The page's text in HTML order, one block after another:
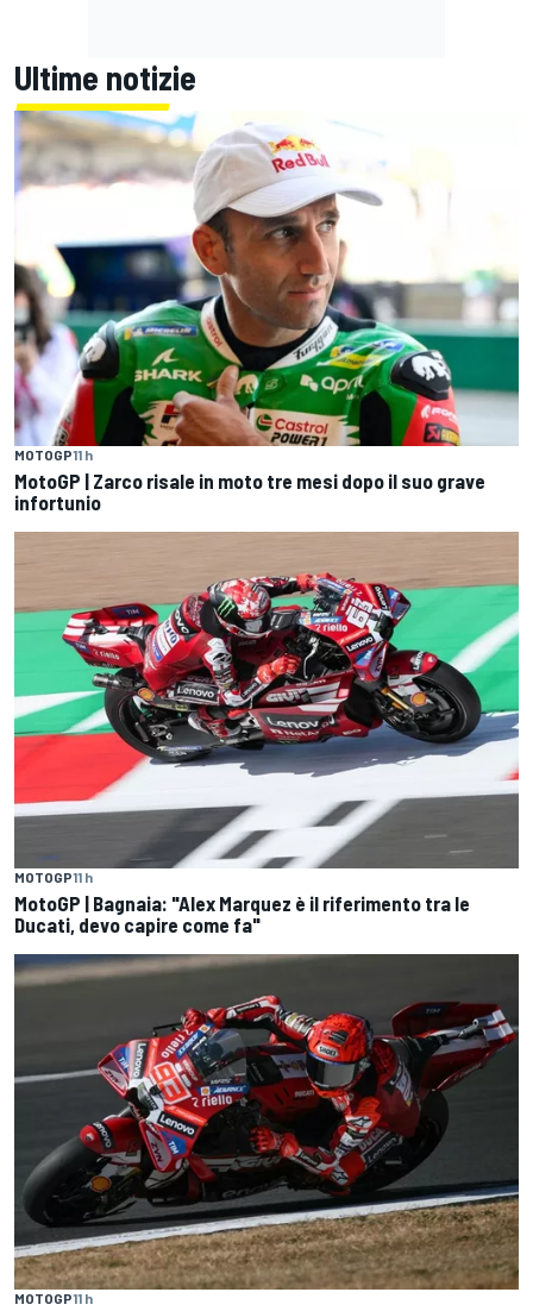
Ultime notizie
MOTOGP11 h
MotoGP | Zarco risale in moto tre mesi dopo il suo grave
infortunio
MOTOGP11 h
MotoGP | Bagnaia: "Alex Marquez è il riferimento tra le
Ducati, devo capire come fa"
MOTOGP11 h